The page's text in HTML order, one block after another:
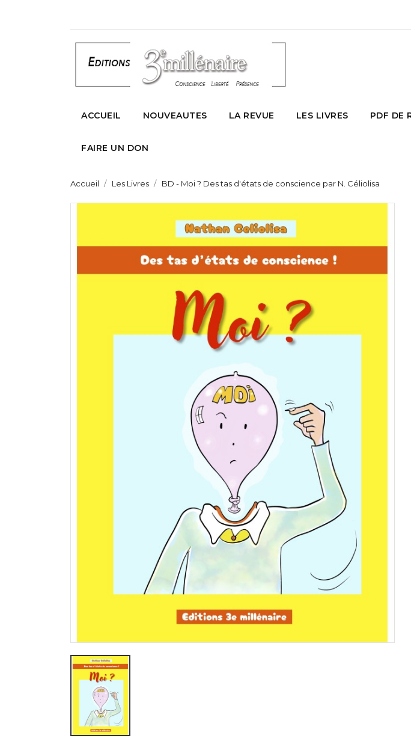
ACCUEIL NOUVEAUTES LA REVUE LES LIVRES PDF DE
FAIRE UN DON
Accueil Les Livres BD - Moi ? Des tas d'états de conscience par N. Céliolisa